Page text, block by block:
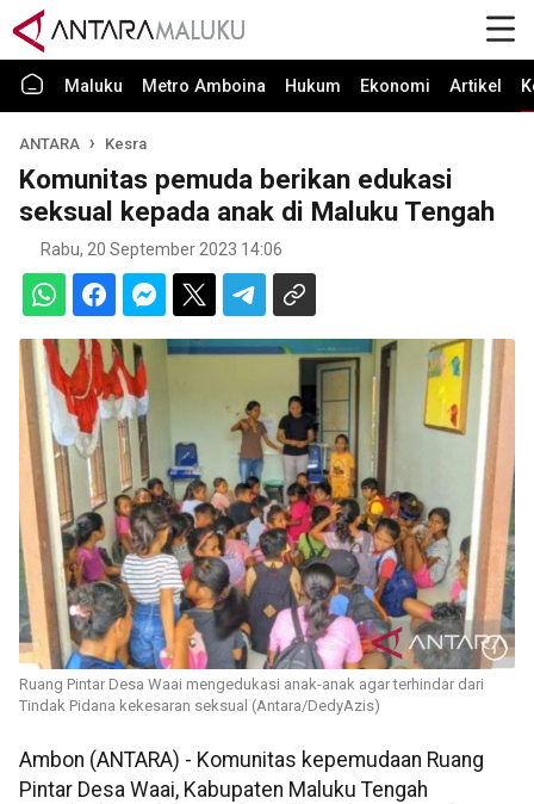
Maluku Metro Amboina Hukum Ekonomi Artikel
ANTARA Kesra
Komunitas pemuda berikan edukasi
seksual kepada anak di Maluku Tengah
Rabu, 20 September 2023 14:06
Ruang Pintar Desa Waai mengedukasi anak-anak agar terhindar dari
Tindak Pidana kekesaran seksual (Antara/DedyAzis)
Ambon (ANTARA) - Komunitas kepemudaan Ruang
Pintar Desa Waai, Kabupaten Maluku Tengah